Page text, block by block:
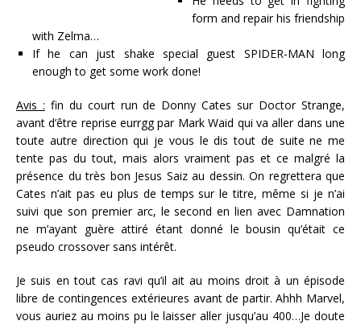
form and repair his friendship
with Zelma…
If he can just shake special guest SPIDER-MAN long
enough to get some work done!
Avis : fin du court run de Donny Cates sur Doctor Strange,
avant d’être reprise eurrgg par Mark Waid qui va aller dans une
toute autre direction qui je vous le dis tout de suite ne me
tente pas du tout, mais alors vraiment pas et ce malgré la
présence du très bon Jesus Saiz au dessin. On regrettera que
Cates n’ait pas eu plus de temps sur le titre, même si je n’ai
suivi que son premier arc, le second en lien avec Damnation
ne m’ayant guère attiré étant donné le bousin qu’était ce
pseudo crossover sans intérêt.
Je suis en tout cas ravi qu’il ait au moins droit à un épisode
libre de contingences extérieures avant de partir. Ahhh Marvel,
vous auriez au moins pu le laisser aller jusqu’au 400…Je doute